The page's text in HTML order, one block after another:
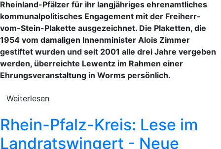
Rheinland-Pfälzer für ihr langjähriges ehrenamtliches
kommunalpolitisches Engagement mit der Freiherr-
vom-Stein-Plakette ausgezeichnet. Die Plaketten, die
1954 vom damaligen Innenminister Alois Zimmer
gestiftet wurden und seit 2001 alle drei Jahre vergeben
werden, überreichte Lewentz im Rahmen einer
Ehrungsveranstaltung in Worms persönlich.
Weiterlesen
Rhein-Pfalz-Kreis: Lese im
Landratswingert - Neue